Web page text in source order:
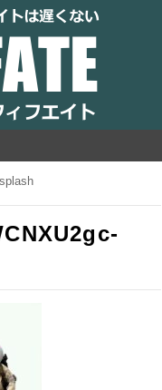
らでもアフィリ
ない